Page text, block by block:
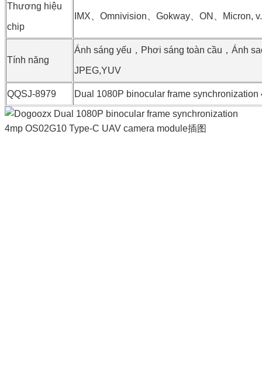
Thương hiệu
chip
IMX、Omnivision、Gokway、ON、Micron,
Tính năng
Ánh sáng yếu，Phơi sáng toàn cầu，Ánh
JPEG,YUV
QQSJ-8979 Dual 1080P binocular frame